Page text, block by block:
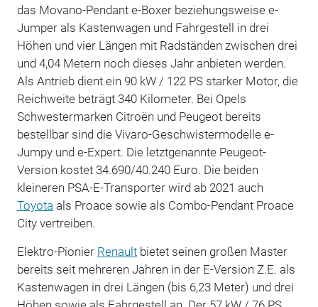
das Movano-Pendant e-Boxer beziehungsweise e-
Jumper als Kastenwagen und Fahrgestell in drei
Höhen und vier Längen mit Radständen zwischen drei
und 4,04 Metern noch dieses Jahr anbieten werden.
Als Antrieb dient ein 90 kW / 122 PS starker Motor, die
Reichweite beträgt 340 Kilometer. Bei Opels
Schwestermarken Citroën und Peugeot bereits
bestellbar sind die Vivaro-Geschwistermodelle e-
Jumpy und e-Expert. Die letztgenannte Peugeot-
Version kostet 34.690/40.240 Euro. Die beiden
kleineren PSA-E-Transporter wird ab 2021 auch
Toyota als Proace sowie als Combo-Pendant Proace
City vertreiben.
Elektro-Pionier Renaultbietet seinen großen Master
bereits seit mehreren Jahren in der E-Version Z.E. als
Kastenwagen in drei Längen (bis 6,23 Meter) und drei